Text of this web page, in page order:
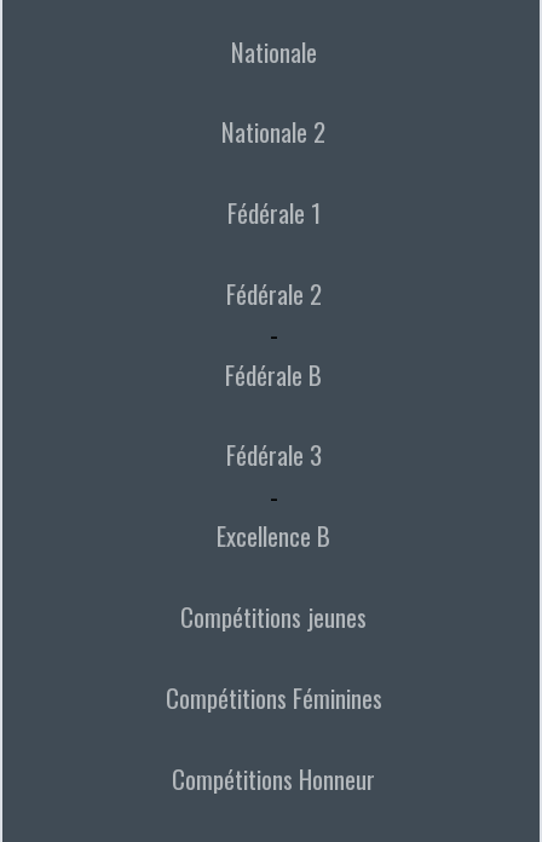
Nationale
Nationale 2
Fédérale 1
Fédérale 2
-
Fédérale B
Fédérale 3
-
Excellence B
Compétitions jeunes
Compétitions Féminines
Compétitions Honneur